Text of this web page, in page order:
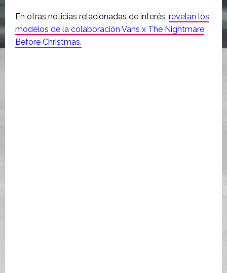
En otras noticias relacionadas de interés, revelan los
modelos de la colaboración Vans x The Nightmare
Before Christmas.